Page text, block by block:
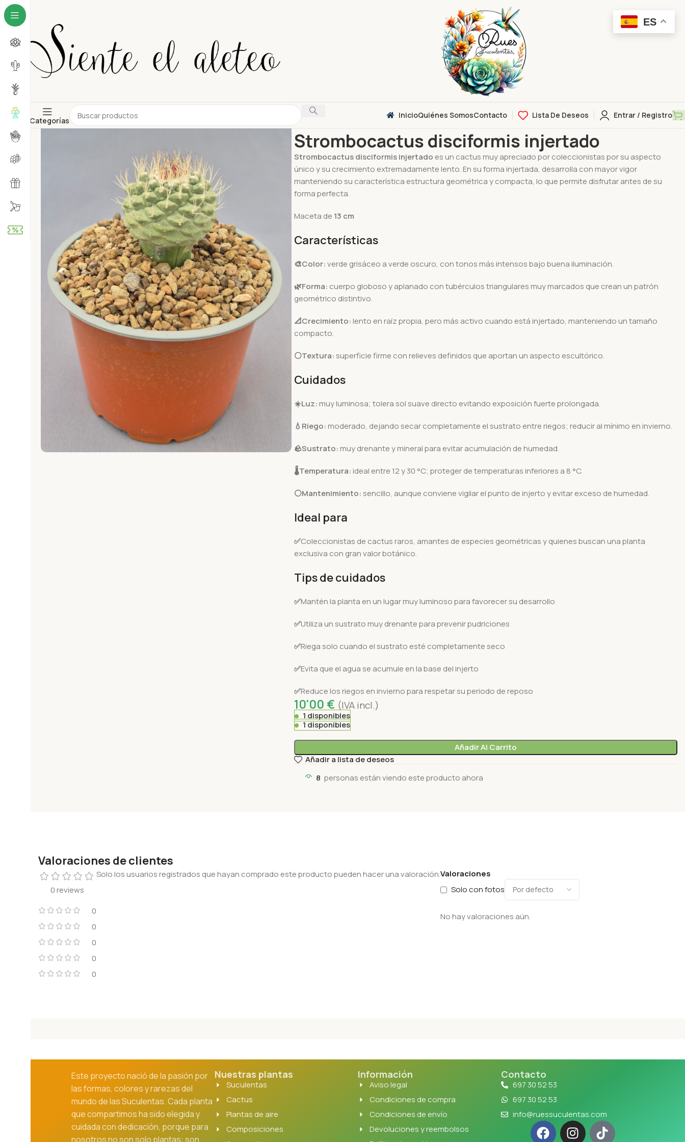
Categorías
InicioQuiénes SomosContacto Lista De Deseos Entrar / Registro
Inicio
Strombocactus disciformis injertado
Strombocactus disciformis injertado es un cactus muy apreciado por coleccionistas por su aspecto
único y su crecimiento extremadamente lento. En su forma injertada, desarrolla con mayor vigor
manteniendo su característica estructura geométrica y compacta, lo que permite disfrutar antes de su
forma perfecta.
Maceta de 13 cm
Características
🎨Color:verde grisáceo a verde oscuro, con tonos más intensos bajo buena iluminación.
🌿Forma: cuerpo globoso y aplanado con tubérculos triangulares muy marcados que crean un patrón
geométrico distintivo.
📐Crecimiento: lento en raíz propia, pero más activo cuando está injertado, manteniendo un tamaño
compacto.
⚪Textura: superficie firme con relieves definidos que aportan un aspecto escultórico.
Cuidados
☀️Luz: muy luminosa; tolera sol suave directo evitando exposición fuerte prolongada.
💧Riego: moderado, dejando secar completamente el sustrato entre riegos; reducir al mínimo en invierno.
🪨Sustrato: muy drenante y mineral para evitar acumulación de humedad.
🌡️Temperatura: ideal entre 12 y 30 °C; proteger de temperaturas inferiores a 8 °C.
⚪Mantenimiento: sencillo, aunque conviene vigilar el punto de injerto y evitar exceso de humedad.
Ideal para
✅Coleccionistas de cactus raros, amantes de especies geométricas y quienes buscan una planta
exclusiva con gran valor botánico.
Tips de cuidados
✅Mantén la planta en un lugar muy luminoso para favorecer su desarrollo
✅Utiliza un sustrato muy drenante para prevenir pudriciones
✅Riega solo cuando el sustrato esté completamente seco
✅Evita que el agua se acumule en la base del injerto
✅Reduce los riegos en invierno para respetar su periodo de reposo
10'00 € (IVA incl.)
1 disponibles
1 disponibles
Añadir Al Carrito
Añadir a lista de deseos
8 personas están viendo este producto ahora
Valoraciones de clientes
0 reviews
0
0
0
0
0
Valoraciones
Solo con fotos
No hay valoraciones aún.
Solo los usuarios registrados que hayan comprado este producto pueden hacer una valoración.
Este proyecto nació de la pasión por
las formas, colores y rarezas del
mundo de las Suculentas. Cada planta
que compartimos ha sido elegida y
cuidada con dedicación, porque para
nosotros no son solo plantas: son
Nuestras plantas
Suculentas
Cactus
Plantas de aire
Composiciones
Información
Aviso legal
Condiciones de compra
Condiciones de envío
Devoluciones y reembolsos
Contacto
697 30 52 53
697 30 52 53
info@ruessuculentas.com
ES